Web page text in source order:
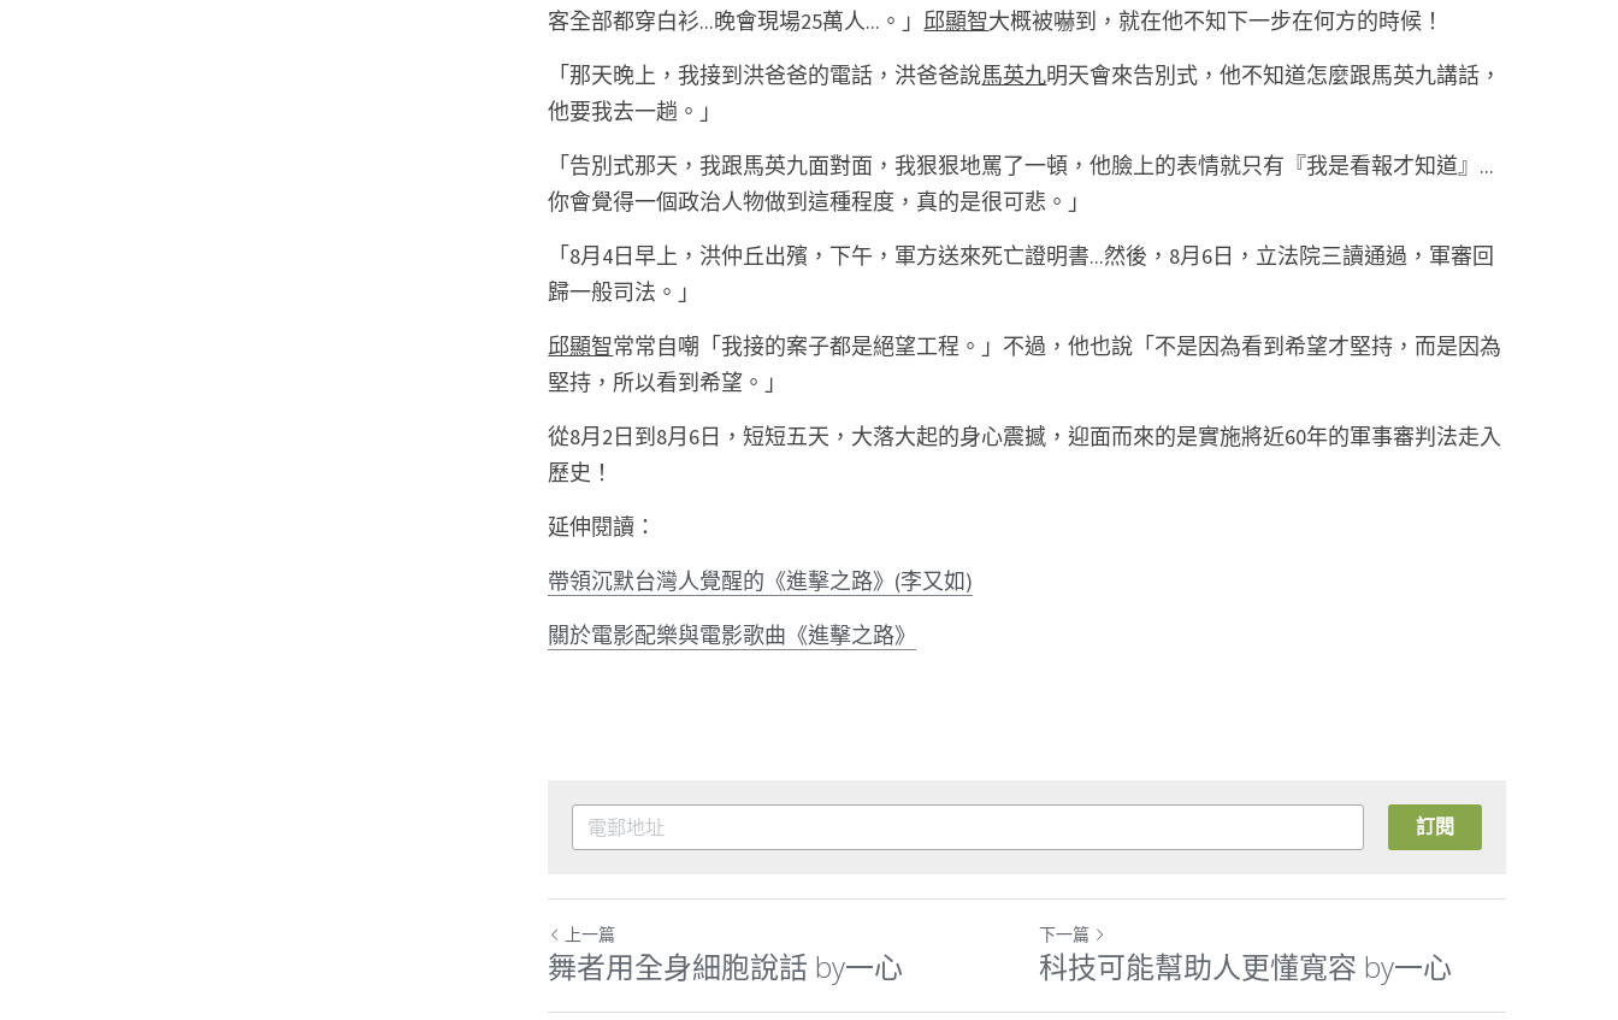
客全部都穿白衫...晚會現場25萬人...。」邱顯智大概被嚇到，就在他不知下一步在何方的時候！
「那天晚上，我接到洪爸爸的電話，洪爸爸說馬英九明天會來告別式，他不知道怎麼跟馬英九講話，
他要我去一趟。」
「告別式那天，我跟馬英九面對面，我狠狠地罵了一頓，他臉上的表情就只有『我是看報才知道』...
你會覺得一個政治人物做到這種程度，真的是很可悲。」
「8月4日早上，洪仲丘出殯，下午，軍方送來死亡證明書...然後，8月6日，立法院三讀通過，軍審回
歸一般司法。」
邱顯智常常自嘲「我接的案子都是絕望工程。」不過，他也說「不是因為看到希望才堅持，而是因為
堅持，所以看到希望。」
從8月2日到8月6日，短短五天，大落大起的身心震撼，迎面而來的是實施將近60年的軍事審判法走入
歷史！
延伸閱讀：
帶領沉默台灣人覺醒的《進擊之路》 (李又如)
關於電影配樂與電影歌曲《進擊之路》
訂閱
上一篇
舞者用全身細胞說話 by一心
下一篇
科技可能幫助人更懂寬容 by一心